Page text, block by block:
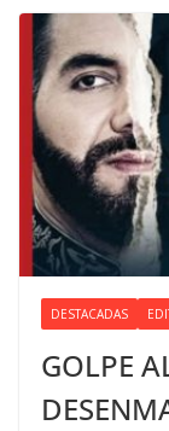
DESTACADAS
GOLPE